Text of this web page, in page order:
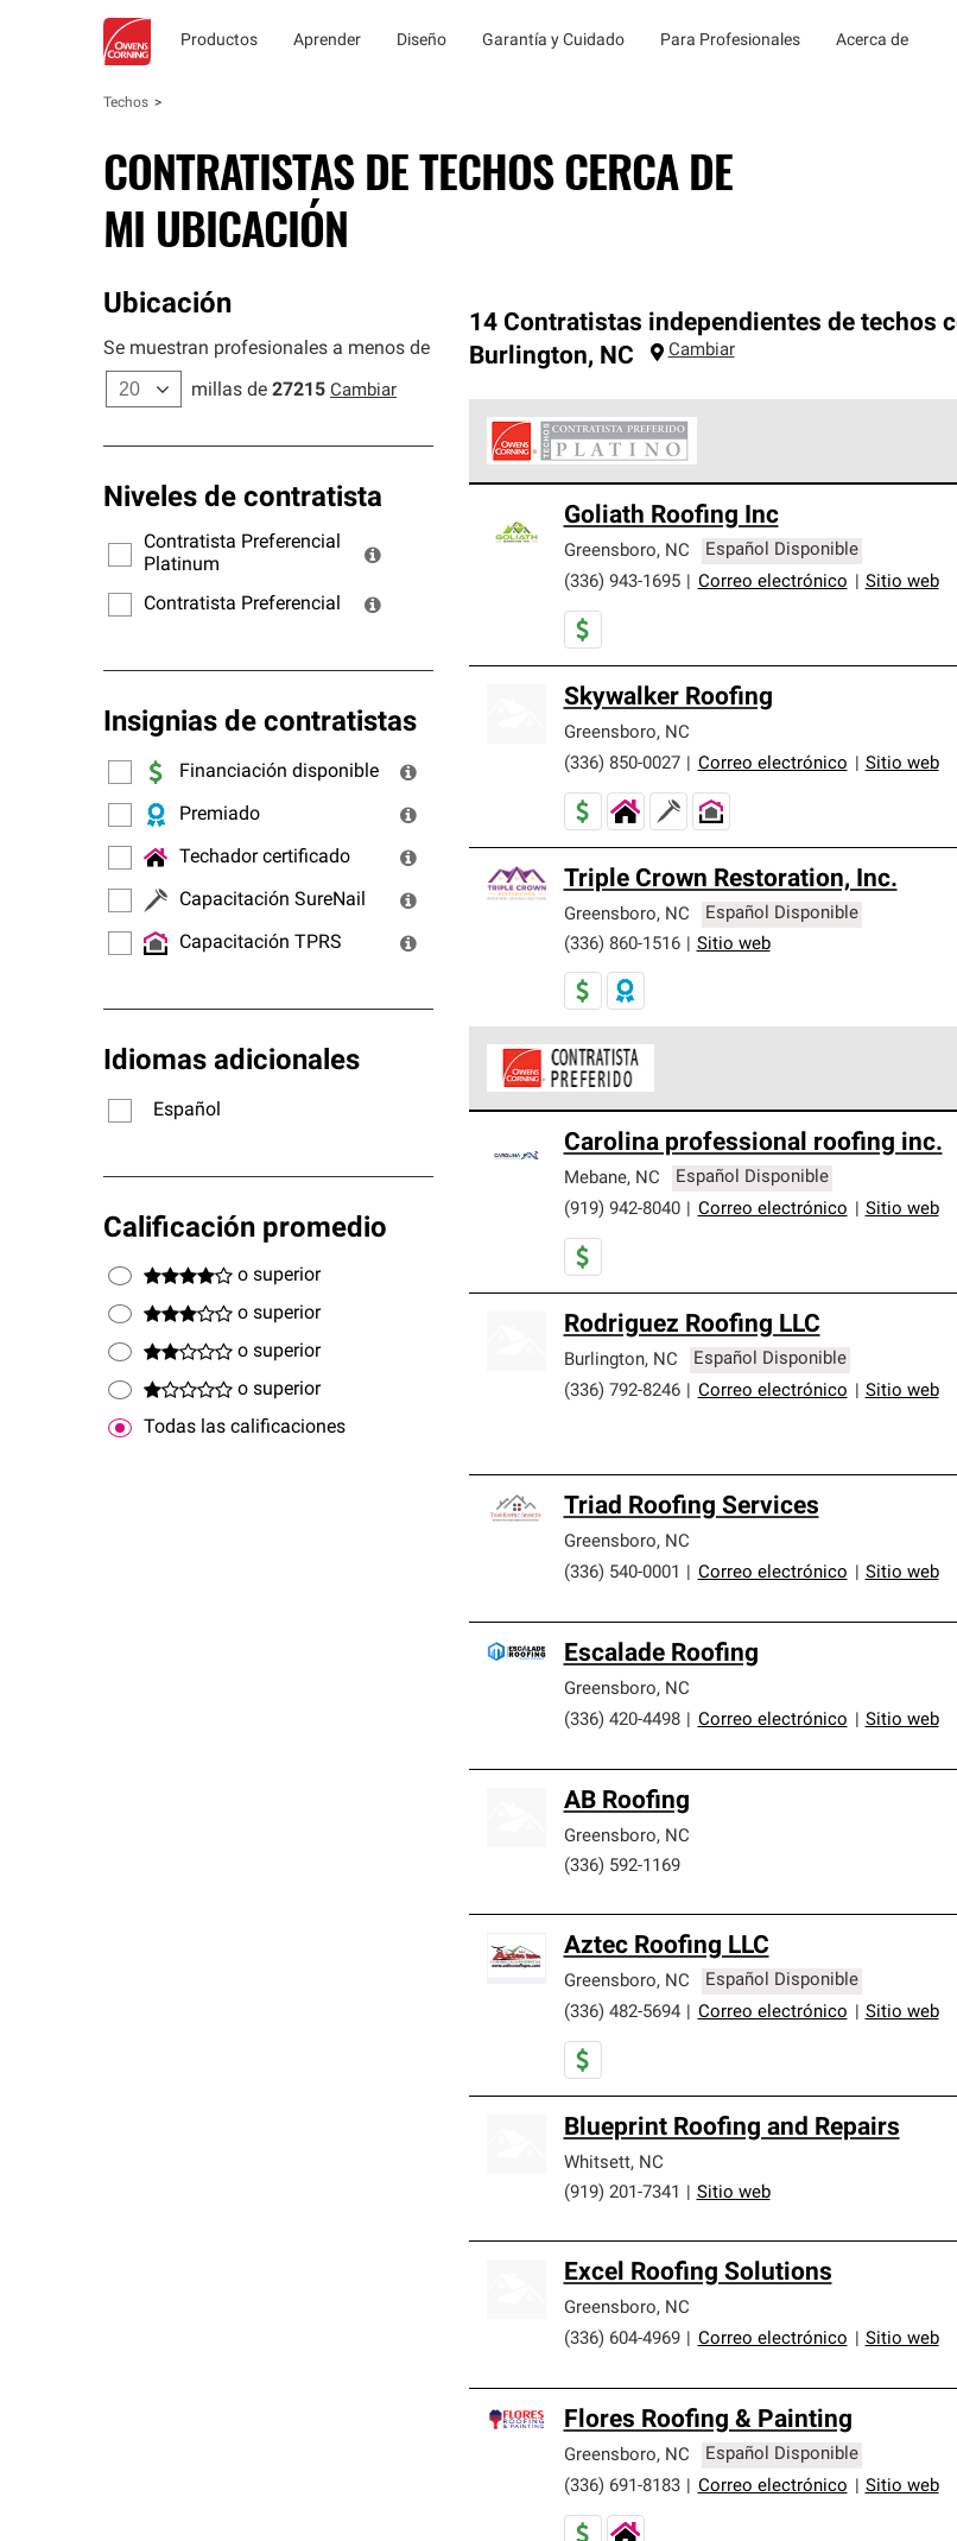
Productos Aprender Diseño Garantía y Cuidado Para Profesionales Acerca de
Techos
CONTRATISTAS DE TECHOS CERCA DE
MI UBICACIÓN
Ubicación
Se muestran profesionales a menos de
millas de 27215 Cambiar
Niveles de contratista
Contratista Preferencial
Platinum
Contratista Preferencial
Insignias de contratistas
Financiación disponible
Premiado
Techador certificado
Capacitación SureNail
Capacitación TPRS
Idiomas adicionales
Español
Calificación promedio
o superior
o superior
o superior
o superior
Todas las calificaciones
14 Contratistas independientes de techos
Burlington, NC Cambiar
cumplen con estándares estrictos de profesionalismo,
ofrecer nuestra mejor garantía de sistemas de techos.
Goliath Roofing Inc
Greensboro, NC
Español Disponible
(336) 943-1695
Correo electrónico Sitio web
Skywalker Roofing
Greensboro, NC
(336) 850-0027
Correo electrónico Sitio web
Triple Crown Restoration, Inc.
Greensboro, NC
Español Disponible
(336) 860-1516
Sitio web
cumplen con altos estándares y requisitos estrictos de
Carolina professional roofing inc.
Mebane, NC
Español Disponible
(919) 942-8040
Correo electrónico Sitio web
Rodriguez Roofing LLC
Burlington, NC
Español Disponible
(336) 792-8246
Correo electrónico Sitio web
Triad Roofing Services
Greensboro, NC
(336) 540-0001
Correo electrónico Sitio web
Escalade Roofing
Greensboro, NC
(336) 420-4498
Correo electrónico Sitio web
AB Roofing
Greensboro, NC
(336) 592-1169
Aztec Roofing LLC
Greensboro, NC
Español Disponible
(336) 482-5694
Correo electrónico Sitio web
Blueprint Roofing and Repairs
Whitsett, NC
(919) 201-7341
Sitio web
Excel Roofing Solutions
Greensboro, NC
(336) 604-4969
Correo electrónico Sitio web
Flores Roofing & Painting
Greensboro, NC
Español Disponible
(336) 691-8183
Correo electrónico Sitio web